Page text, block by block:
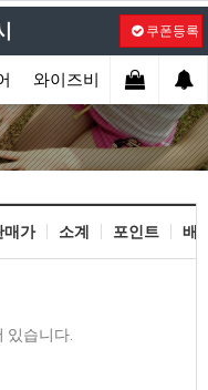
쿠폰등록
와이즈비 액션잉글
매가 소계 포인트 배
있습니다.